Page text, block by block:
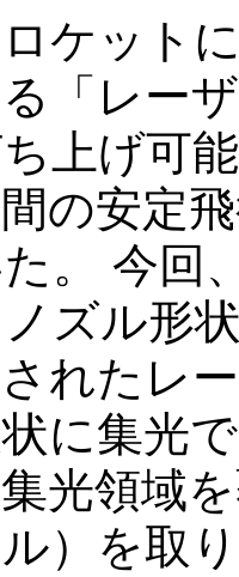
ケット
「レー
上げ可
の安定
。 今回
ズル形
れたレ
に集光
光領域
）を取